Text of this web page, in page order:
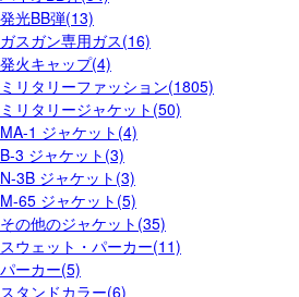
発光BB弾(13)
ガスガン専用ガス(16)
発火キャップ(4)
ミリタリーファッション(1805)
ミリタリージャケット(50)
MA-1 ジャケット(4)
B-3 ジャケット(3)
N-3B ジャケット(3)
M-65 ジャケット(5)
その他のジャケット(35)
スウェット・パーカー(11)
パーカー(5)
スタンドカラー(6)